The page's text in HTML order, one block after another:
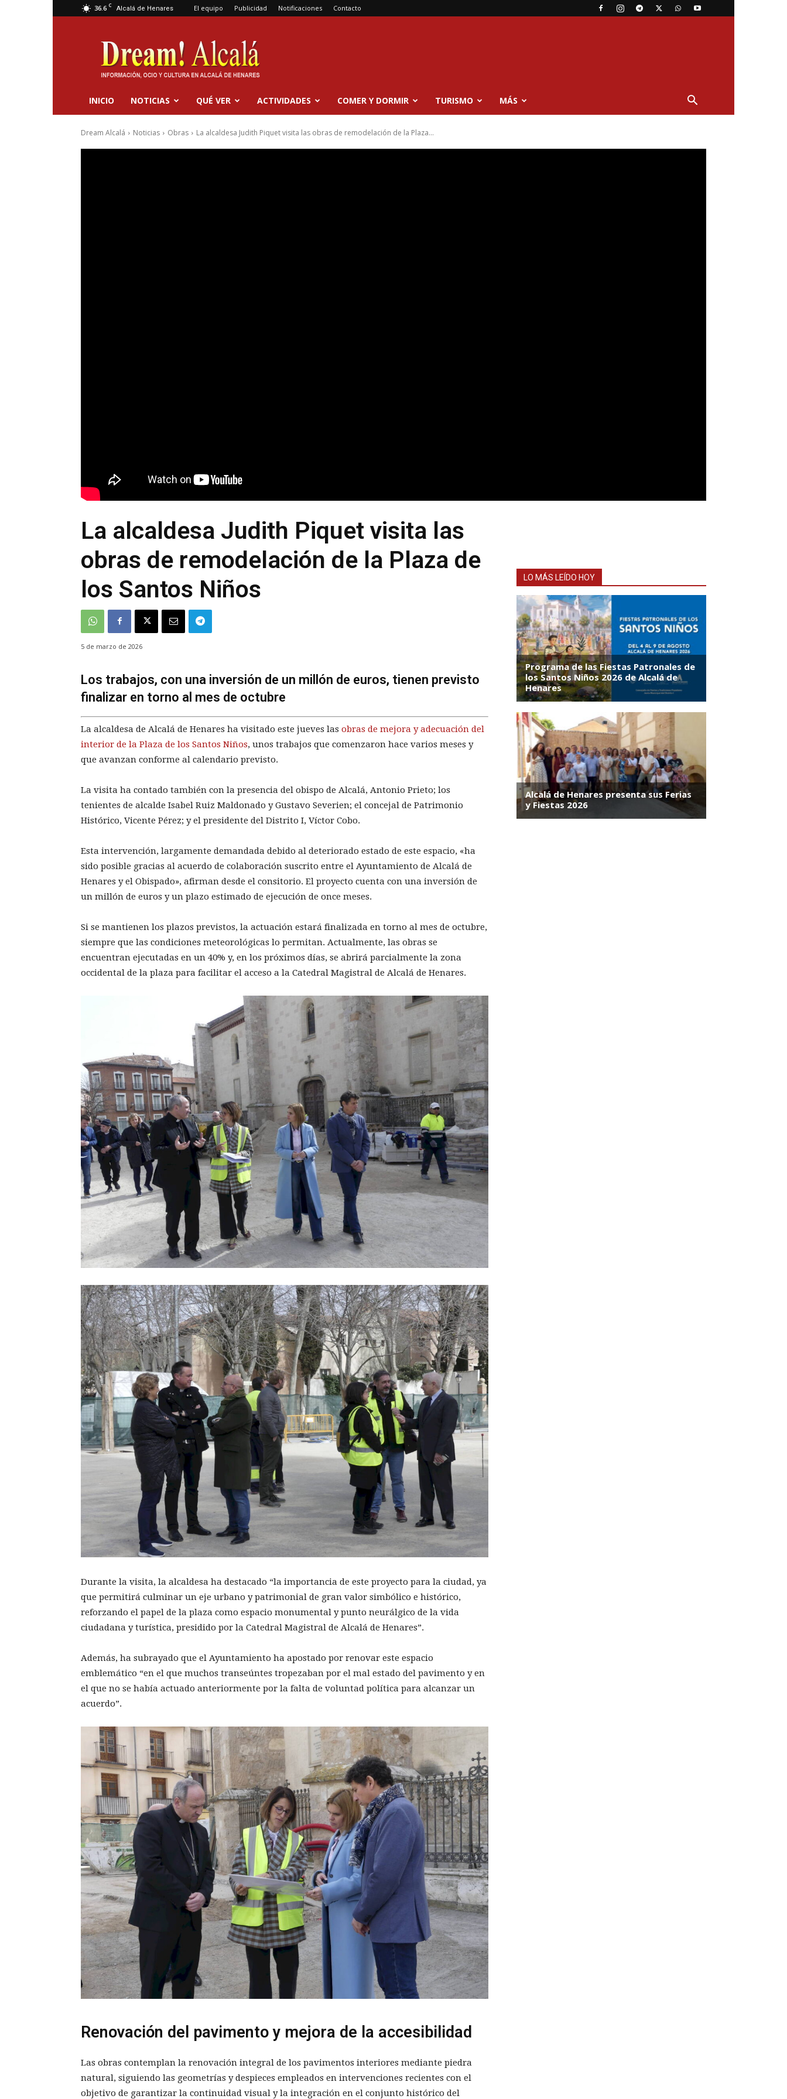
36.6 C Alcalá de Henares El equipo Publicidad Notificaciones Contacto
Dream
Alcalá
INICIO NOTICIAS QUÉ VER ACTIVIDADES COMER Y DORMIR TURISMO MÁS
Dream Alcalá Noticias Obras La alcaldesa Judith Piquet visita las obras de remodelación de la Plaza...
La alcaldesa Judith Piquet visita las
obras de remodelación de la Plaza de
los Santos Niños
5 de marzo de 2026
Los trabajos, con una inversión de un millón de euros, tienen previsto
finalizar en torno al mes de octubre
La alcaldesa de Alcalá de Henares ha visitado este jueves las obras de mejora y adecuación del
interior de la Plaza de los Santos Niños, unos trabajos que comenzaron hace varios meses y
que avanzan conforme al calendario previsto.
La visita ha contado también con la presencia del obispo de Alcalá, Antonio Prieto; los
tenientes de alcalde Isabel Ruiz Maldonado y Gustavo Severien; el concejal de Patrimonio
Histórico, Vicente Pérez; y el presidente del Distrito I, Víctor Cobo.
Esta intervención, largamente demandada debido al deteriorado estado de este espacio, «ha
sido posible gracias al acuerdo de colaboración suscrito entre el Ayuntamiento de Alcalá de
Henares y el Obispado», afirman desde el consitorio. El proyecto cuenta con una inversión de
un millón de euros y un plazo estimado de ejecución de once meses.
Si se mantienen los plazos previstos, la actuación estará finalizada en torno al mes de octubre,
siempre que las condiciones meteorológicas lo permitan. Actualmente, las obras se
encuentran ejecutadas en un 40% y, en los próximos días, se abrirá parcialmente la zona
occidental de la plaza para facilitar el acceso a la Catedral Magistral de Alcalá de Henares.
Durante la visita, la alcaldesa ha destacado “la importancia de este proyecto para la ciudad, ya
que permitirá culminar un eje urbano y patrimonial de gran valor simbólico e histórico,
reforzando el papel de la plaza como espacio monumental y punto neurálgico de la vida
ciudadana y turística, presidido por la Catedral Magistral de Alcalá de Henares”.
Además, ha subrayado que el Ayuntamiento ha apostado por renovar este espacio
emblemático “en el que muchos transeúntes tropezaban por el mal estado del pavimento y en
el que no se había actuado anteriormente por la falta de voluntad política para alcanzar un
acuerdo”.
Renovación del pavimento y mejora de la accesibilidad
Las obras contemplan la renovación integral de los pavimentos interiores mediante piedra
natural, siguiendo las geometrías y despieces empleados en intervenciones recientes con el
objetivo de garantizar la continuidad visual y la integración en el conjunto histórico del
LO MÁS LEÍDO HOY